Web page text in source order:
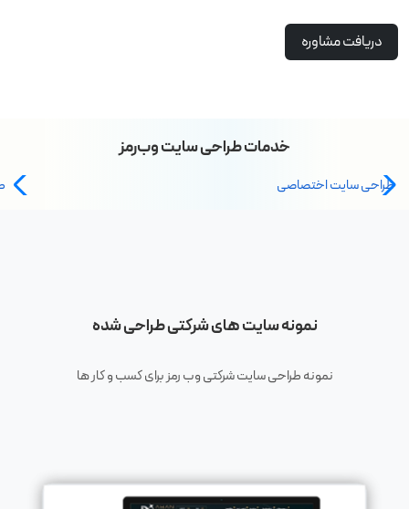
دریافت مشاوره
خدمات طراحی سایت وب‌رمز
طراحی سایت اختصاصی
نمونه سایت های شرکتی طراحی شده
نمونه طراحی سایت شرکتی وب رمز برای کسب و کار ها